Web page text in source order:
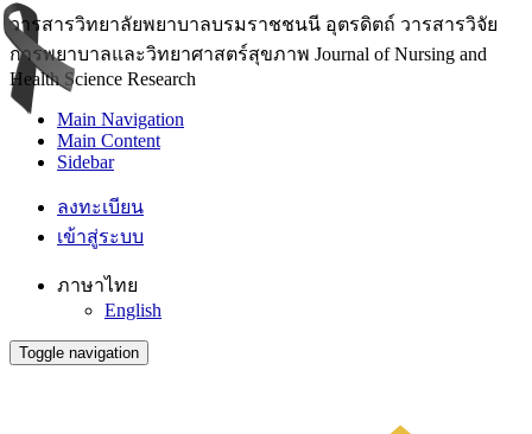
วารสารวิทยาลัยพยาบาลบรมราชชนนี อุตรดิตถ์ วารสารวิจัย
การพยาบาลและวิทยาศาสตร์สุขภาพ Journal of Nursing and
Health Science Research
Main Navigation
Main Content
Sidebar
ลงทะเบียน
เข้าสู่ระบบ
ภาษาไทย
English
Toggle navigation